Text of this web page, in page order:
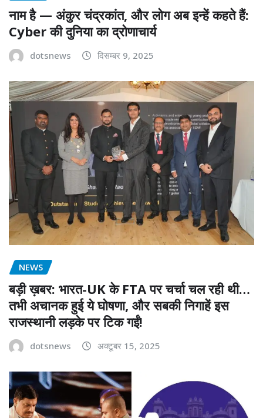
नाम है — अंकुर चंद्रकांत, और लोग अब इन्हें कहते हैं:
Cyber की दुनिया का द्रोणाचार्य
dotsnews दिसम्बर 9, 2025
NEWS
बड़ी ख़बर: भारत-UK के FTA पर चर्चा चल रही थी…
तभी अचानक हुई ये घोषणा, और सबकी निगाहें इस
राजस्थानी लड़के पर टिक गईं!
dotsnews अक्टूबर 15, 2025